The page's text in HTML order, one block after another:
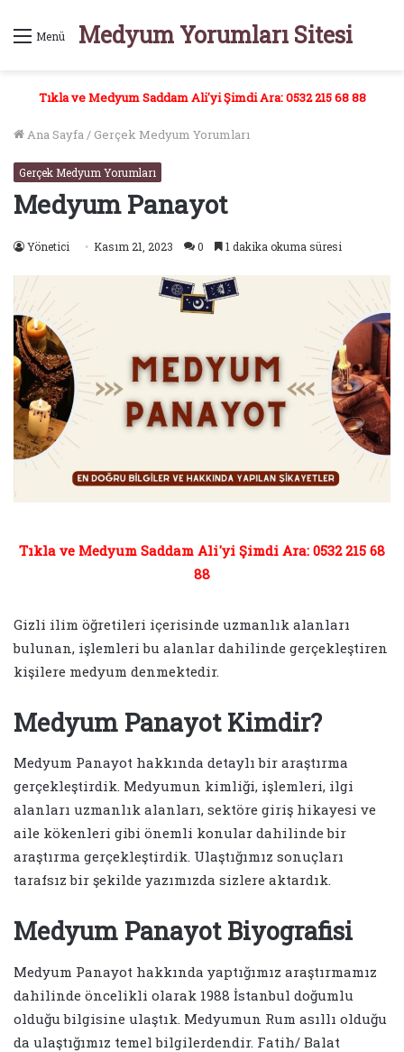
Menü Medyum Yorumları Sitesi
Tıkla ve Medyum Saddam Ali'yi Şimdi Ara: 0532 215 68 88
Ana Sayfa/ Gerçek Medyum Yorumları
Gerçek Medyum Yorumları
Medyum Panayot
Yönetici Kasım 21, 2023 0 1 dakika okuma süresi
Tıkla ve Medyum Saddam Ali'yi Şimdi Ara: 0532 215 68
88
Gizli ilim öğretileri içerisinde uzmanlık alanları
bulunan, işlemleri bu alanlar dahilinde gerçekleştiren
kişilere medyum denmektedir.
Medyum Panayot Kimdir?
Medyum Panayot hakkında detaylı bir araştırma
gerçekleştirdik. Medyumun kimliği, işlemleri, ilgi
alanları uzmanlık alanları, sektöre giriş hikayesi ve
aile kökenleri gibi önemli konular dahilinde bir
araştırma gerçekleştirdik. Ulaştığımız sonuçları
tarafsız bir şekilde yazımızda sizlere aktardık.
Medyum Panayot Biyografisi
Medyum Panayot hakkında yaptığımız araştırmamız
dahilinde öncelikli olarak 1988 İstanbul doğumlu
olduğu bilgisine ulaştık. Medyumun Rum asıllı olduğu
da ulaştığımız temel bilgilerdendir. Fatih/ Balat